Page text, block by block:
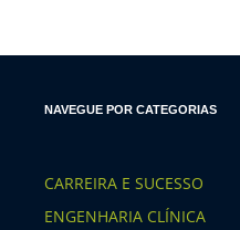
NAVEGUE POR CATEGORIAS
CARREIRA E SUCESSO
ENGENHARIA CLÍNICA